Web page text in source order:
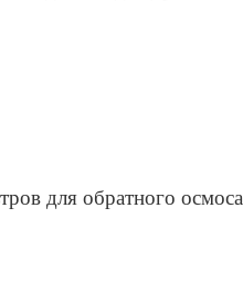
для обратного осмоса